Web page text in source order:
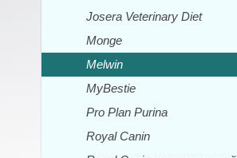
Josera Veterinary Diet
Monge
Melwin
MyBestie
Pro Plan Purina
Royal Canin